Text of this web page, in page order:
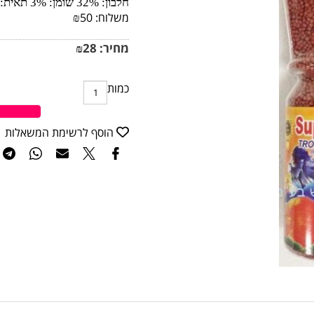
משלוח: ₪50
מחיר: ₪28
כמות
הוסף לרשימת המשאלות